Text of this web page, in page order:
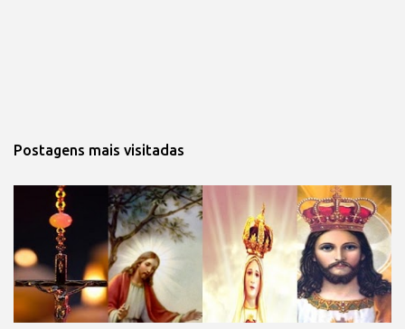
Postagens mais visitadas